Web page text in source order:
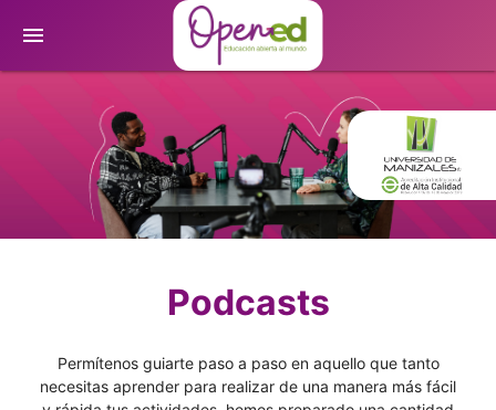
menu
Podcasts
Permítenos guiarte paso a paso en aquello que tanto
necesitas aprender para realizar de una manera más fácil